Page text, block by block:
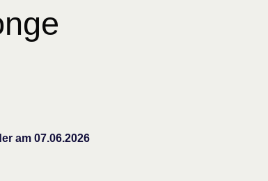
am 07.06.2026